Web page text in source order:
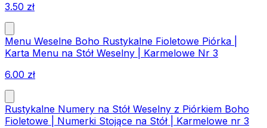
3.50 zł
Menu Weselne Boho Rustykalne Fioletowe Piórka |
Karta Menu na Stół Weselny | Karmelowe Nr 3
6.00 zł
Rustykalne Numery na Stół Weselny z Piórkiem Boho
Fioletowe | Numerki Stojące na Stół | Karmelowe nr 3